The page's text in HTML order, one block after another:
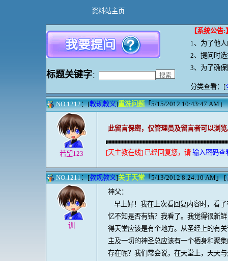
资料站主页
【系统公告:
1、 为了他
2、提问时
3、为了确
分类查看：[
标题关键字：
NO.1212：[教规教义]重洗问题「5/15/2012 10:43:47 AM」
若望123
此留言保密，仅管理员及留言者可以浏览
[天主教在线] 已经回复您，请 输入密码查
NO.1211：[教规教义]关于天堂「5/13/2012 8:24:10 AM」 [
训
神父：
早上好！我在上次看回复内容时，看
忆不知是否有错？我看了。我觉得很新
得天堂应该是有个地方。从圣经上的有
主及一切的神圣总应该有一个栖身和聚
存在呢？我们常会说，在天堂上，天天